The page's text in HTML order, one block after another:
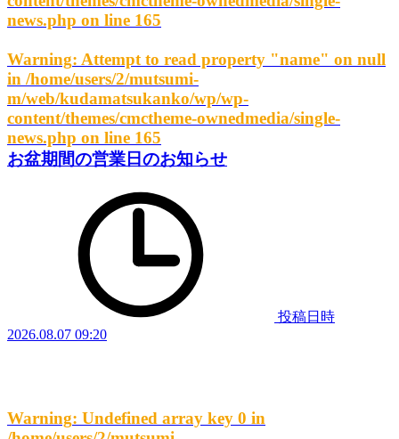
news.php on line 165
Warning: Attempt to read property "name" on null
in /home/users/2/mutsumi-
m/web/kudamatsukanko/wp/wp-
content/themes/cmctheme-ownedmedia/single-
news.php on line 165
お盆期間の営業日のお知らせ
投稿日時
2026.08.07 09:20
Warning: Undefined array key 0 in